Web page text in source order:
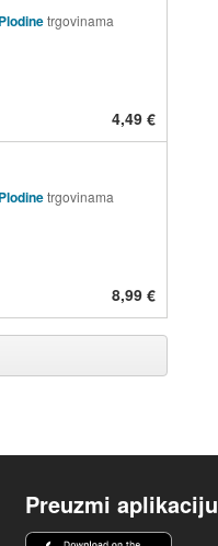
Plodinetrgovinama
4,49 €
Plodinetrgovinama
8,99 €
Preuzmi aplikaciju